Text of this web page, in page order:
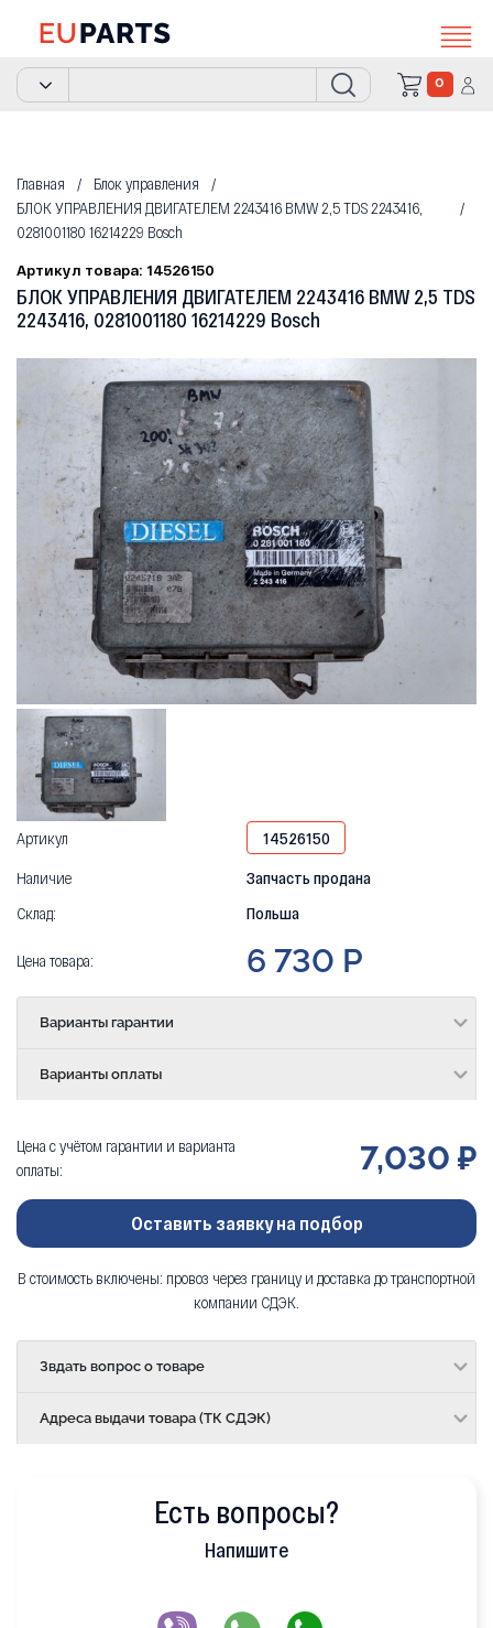
0
Главная
Блок управления
БЛОК УПРАВЛЕНИЯ ДВИГАТЕЛЕМ 2243416 BMW 2,5 TDS 2243416,
0281001180 16214229 Bosch
Артикул товара: 14526150
БЛОК УПРАВЛЕНИЯ ДВИГАТЕЛЕМ 2243416 BMW 2,5 TDS
2243416, 0281001180 16214229 Bosch
Артикул
14526150
Наличие
Запчасть продана
Склад:
Польша
Цена товара: 6 730 Р
Варианты гарантии
Варианты оплаты
Цена с учётом гарантии и варианта
оплаты:
7,030 ₽
Оставить заявку на подбор
В стоимость включены: провоз через границу и доставка до транспортной
компании СДЭК.
Звдать вопрос о товаре
Адреса выдачи товара (ТК СДЭК)
Есть вопросы?
Напишите